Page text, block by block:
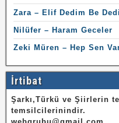
Zara – Elif Dedim Be
Nilüfer – Haram Geceler
Zeki Müren – Hep Sen
İrtibat
Şarkı,Türkü ve Şiirlerin
temsilcilerinindir.